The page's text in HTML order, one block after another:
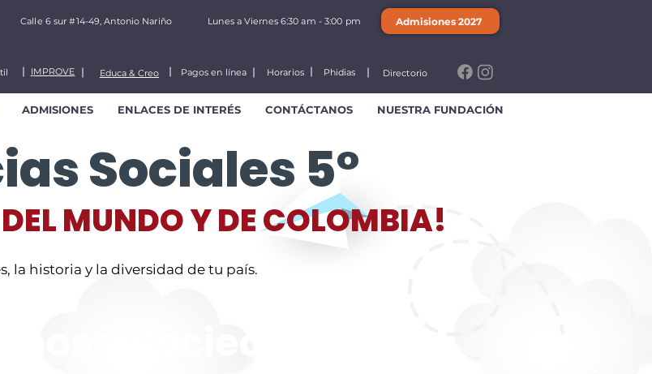
Calle 6 sur #14-49, Antonio Nariño Lunes a Viernes 6:30 am - 3:00 pm Admisiones 2027
IMPROVE Educa & Creo Pagos en línea Horarios Phidias Directorio
ADMISIONES ENLACES DE INTERÉS CONTÁCTANOS NUESTRA FUNDACIÓN
Sociales 5°
MUNDO Y DE COLOMBIA!
la historia y la diversidad de tu país.